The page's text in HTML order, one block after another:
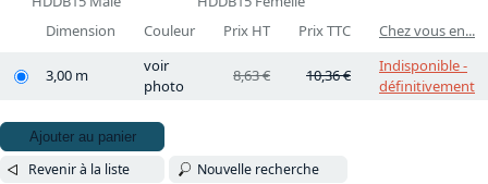
Dimension
Couleur Prix HT Prix TTC Chez vous en...
3,00 m
voir
photo
8,63 € 10,36 €
Indisponible -
définitivement
Ajouter au panier
Revenir à la liste
Nouvelle recherche